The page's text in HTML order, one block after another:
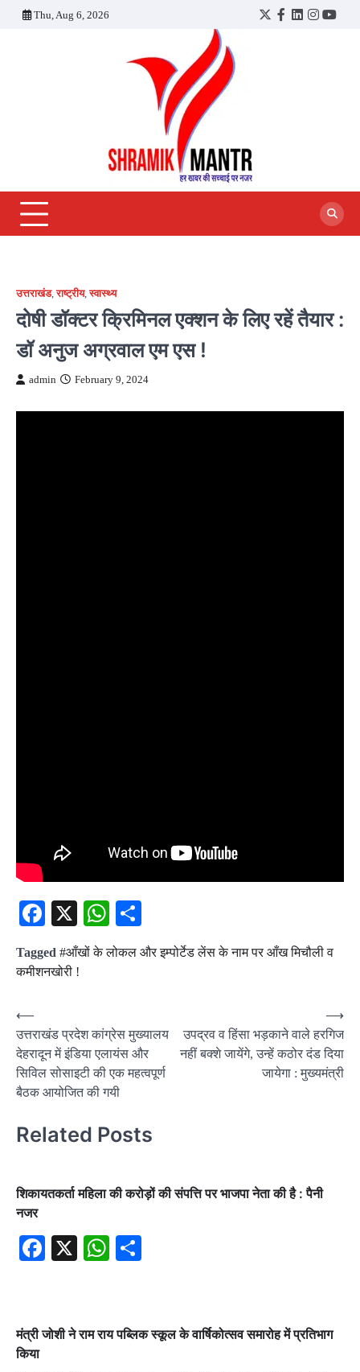
Thu, Aug 6, 2026
Twitter
Facebook
LinkedIn
उत्तराखंड,राष्ट्रीय,स्वास्थ्य
दोषी डॉक्टर क्रिमिनल एक्शन के लिए रहें तैयार :
डॉ अनुज अग्रवाल एम एस !
admin February 9, 2024
Facebook
X WhatsApp
Tagged #आँखों के लोकल और इम्पोर्टेड लेंस के नाम पर आँख मिचौली व
कमीशनखोरी !
Post
navigation
⟵
उत्तराखंड प्रदेश कांग्रेस मुख्यालय
देहरादून में इंडिया एलायंस और
सिविल सोसाइटी की एक महत्वपूर्ण
बैठक आयोजित की गयी
उपद्रव व हिंसा भड़काने वाले हरगिज
नहीं बक्शे जायेंगे, उन्हें कठोर दंड दिया
जायेगा : मुख्यमंत्री
⟶
Related Posts
शिकायतकर्ता महिला की करोड़ों की संपत्ति पर भाजपा नेता की है : पैनी
नजर
Facebook
X WhatsApp
मंत्री जोशी ने राम राय पब्लिक स्कूल के वार्षिकोत्सव समारोह में प्रतिभाग
किया